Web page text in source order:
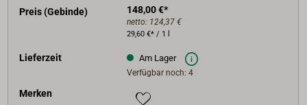
Preis (Gebinde)
148,00 €*
netto: 124,37 €
29,60 €* / 1 l
Lieferzeit Am Lager
Verfügbar noch: 4
Merken